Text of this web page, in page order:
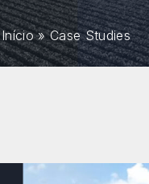
Início»Case Studies